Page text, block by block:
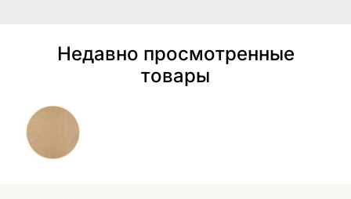
Недавно просмотренные
товары